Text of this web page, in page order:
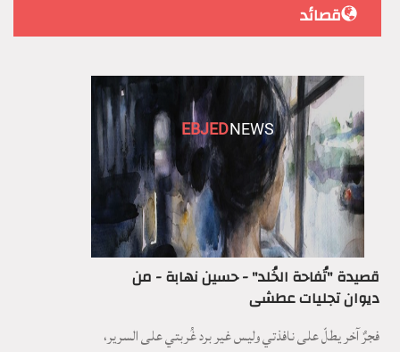
قصائد
EBJEDNEWS
قصيدة "تُفاحة الخُلد" - حسين نهابة - من
ديوان تجليات عطشى
فجرٌ آخر يطلّ على نافذتي وليس غير برد غُربتي على السرير،